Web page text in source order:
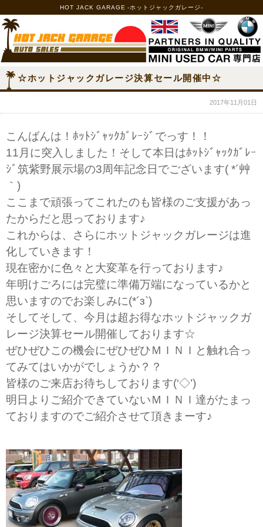
HOT JACK GARAGE -ホットジャックガレージ-
☆ホットジャックガレージ決算セール開催中☆
2017年11月01日
こんばんは！ﾎｯﾄｼﾞｬｯｸｶﾞﾚｰｼﾞでっす！！
11月に突入しました！そして本日はﾎｯﾄｼﾞｬｯｸｶﾞﾚｰ
ｼﾞ筑紫野展示場の3周年記念日でございます( *´艸
｀)
ここまで頑張ってこれたのも皆様のご支援があっ
たからだと思っております♪
これからは、さらにホットジャックガレージは進
化していきます！
現在密かに色々と大変革を行っております♪
年明けごろには完璧に準備万端になっているかと
思いますのでお楽しみに(*´з`)
そしてそして、今月は超お得なホットジャックガ
レージ決算セール開催しております☆
ぜひぜひこの機会にぜひぜひＭＩＮＩと触れ合っ
てみてはいかがでしょうか？？
皆様のご来店お待ちしております(‘◇’)ゞ
明日よりご紹介できていないＭＩＮＩ達がたまっ
ておりますのでご紹介させて頂きまーす♪